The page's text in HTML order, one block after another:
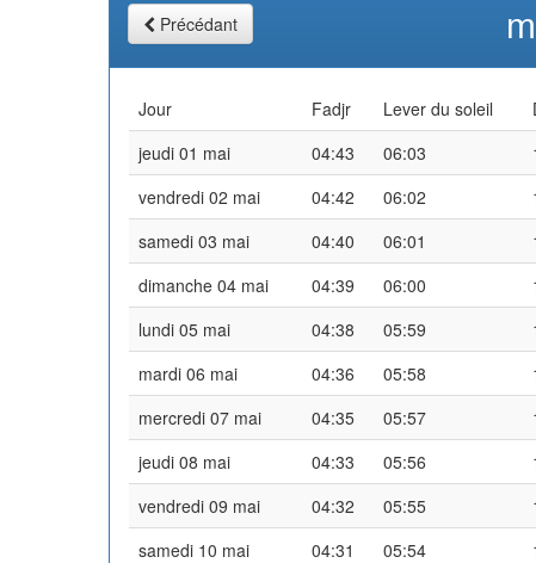
Précédant
Jour Fadjr Lever du soleil
jeudi 01 mai
04:43 06:03
vendredi 02 mai
04:42 06:02
samedi 03 mai
04:40 06:01
dimanche 04 mai
04:39 06:00
lundi 05 mai
04:38 05:59
mardi 06 mai
04:36 05:58
mercredi 07 mai
04:35 05:57
jeudi 08 mai
04:33 05:56
vendredi 09 mai
04:32 05:55
samedi 10 mai
04:31 05:54